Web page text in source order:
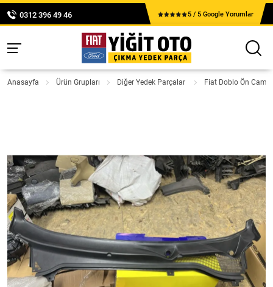
0312 396 49 46 5 / 5 Google Yorumlar
Anasayfa Ürün Grupları Diğer Yedek Parçalar Fiat Doblo Ön Cam